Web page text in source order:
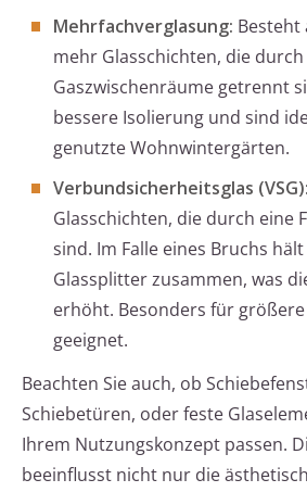
Mehrfachverglasung: Besteht
mehr Glasschichten, die
Gaszwischenräume getrennt
bessere Isolierung und sind
genutzte Wohnwintergärten.
Verbundsicherheitsglas (VSG):
Glasschichten, die durch eine
sind. Im Falle eines Bruchs
Glassplitter zusammen, was
erhöht. Besonders für
geeignet.
Beachten Sie auch, ob
Schiebetüren, oder feste
Ihrem Nutzungskonzept passen.
beeinflusst nicht nur die